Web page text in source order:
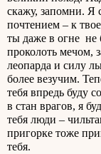
скажу, запомни. Я
почтением – к
ты даже в огне не
проколоть мечом,
леопарда и силу
более везучим.
тебя впредь буду
в стан врагов, я
тебя люди –
пригорке тоже
тебя.